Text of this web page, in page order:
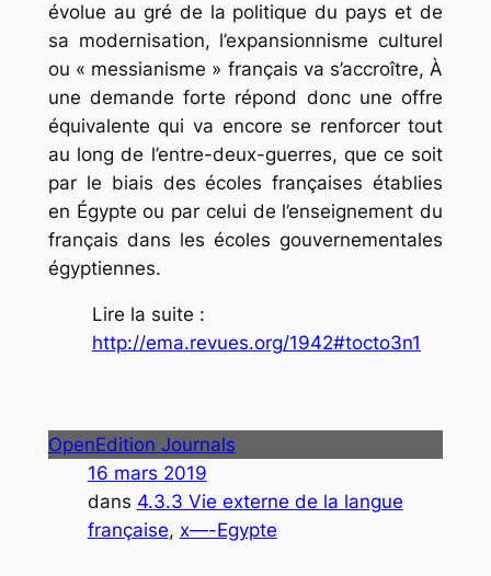
évolue au gré de la politique du pays et de
sa modernisation, l’expansionnisme culturel
ou « messianisme » français va s’accroître, À
une demande forte répond donc une offre
équivalente qui va encore se renforcer tout
au long de l’entre-deux-guerres, que ce soit
par le biais des écoles françaises établies
en Égypte ou par celui de l’enseignement du
français dans les écoles gouvernementales
égyptiennes.
Lire la suite :
http://ema.revues.org/1942#tocto3n1
OpenEdition Journals
16 mars 2019
dans 4.3.3 Vie externe de la langue
française, x—-Egypte